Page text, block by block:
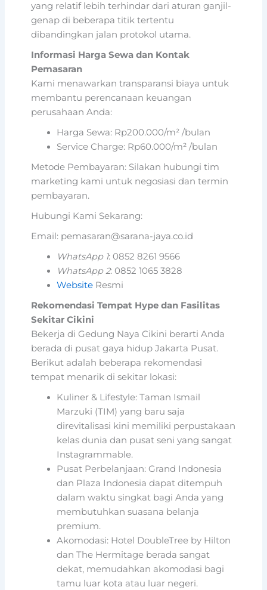
yang relatif lebih terhindar dari aturan ganjil-
genap di beberapa titik tertentu
dibandingkan jalan protokol utama.
Informasi Harga Sewa dan Kontak
Pemasaran
Kami menawarkan transparansi biaya untuk
membantu perencanaan keuangan
perusahaan Anda:
Harga Sewa: Rp200.000/m² /bulan
Service Charge: Rp60.000/m² /bulan
Metode Pembayaran: Silakan hubungi tim
marketing kami untuk negosiasi dan termin
pembayaran.
Hubungi Kami Sekarang:
Email: pemasaran@sarana-jaya.co.id
WhatsApp 1: 0852 8261 9566
WhatsApp 2: 0852 1065 3828
Website Resmi
Rekomendasi Tempat Hype dan Fasilitas
Sekitar Cikini
Bekerja di Gedung Naya Cikini berarti Anda
berada di pusat gaya hidup Jakarta Pusat.
Berikut adalah beberapa rekomendasi
tempat menarik di sekitar lokasi:
Kuliner & Lifestyle: Taman Ismail
Marzuki (TIM) yang baru saja
direvitalisasi kini memiliki perpustakaan
kelas dunia dan pusat seni yang sangat
Instagrammable.
Pusat Perbelanjaan: Grand Indonesia
dan Plaza Indonesia dapat ditempuh
dalam waktu singkat bagi Anda yang
membutuhkan suasana belanja
premium.
Akomodasi: Hotel DoubleTree by Hilton
dan The Hermitage berada sangat
dekat, memudahkan akomodasi bagi
tamu luar kota atau luar negeri.